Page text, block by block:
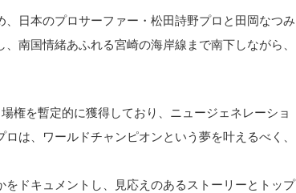
日本のプロサーファー・松田詩野プロと田岡なつみ
南国情緒あふれる宮崎の海岸線まで南下しながら、
権を暫定的に獲得しており、ニュージェネレーショ
は、ワールドチャンピオンという夢を叶えるべく、
ドキュメントし、見応えのあるストーリーとトップ